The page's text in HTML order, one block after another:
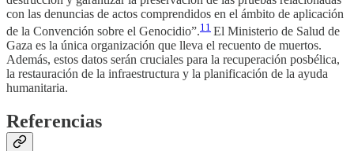
con las denuncias de actos comprendidos en el ámbito de aplicación
de la Convención sobre el Genocidio”.11 El Ministerio de Salud de
Gaza es la única organización que lleva el recuento de muertos.
Además, estos datos serán cruciales para la recuperación posbélica,
la restauración de la infraestructura y la planificación de la ayuda
humanitaria.
Referencias